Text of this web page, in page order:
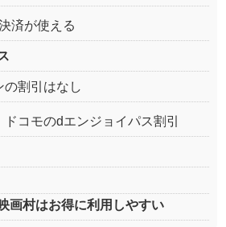
済が使える
の割引はなし
ドコモのdエンジョイパス割引
画村はお得に利用しやすい